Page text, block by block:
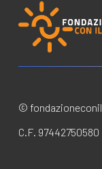
©
C.F. 97442750580